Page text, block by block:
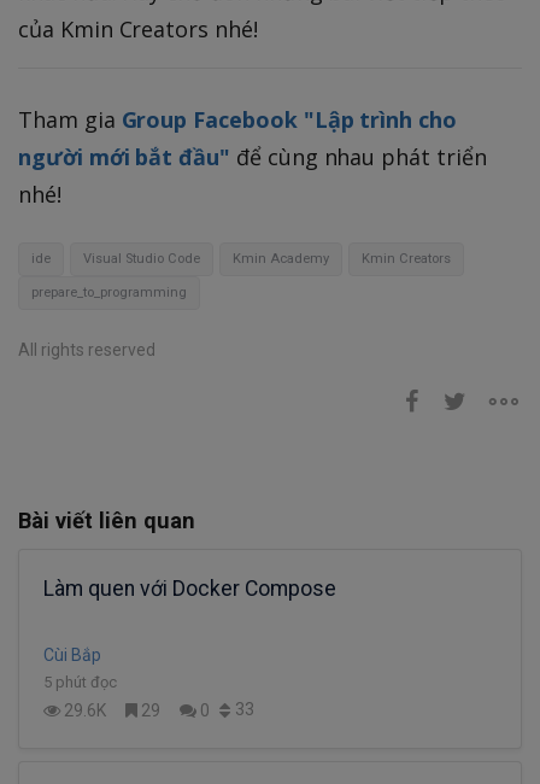
của Kmin Creators nhé!
Tham gia Group Facebook "Lập trình cho
người mới bắt đầu" để cùng nhau phát triển
nhé!
ide Visual Studio Code Kmin Academy Kmin Creators
prepare_to_programming
All rights reserved
Bài viết liên quan
Làm quen với Docker Compose
Cùi Bắp
5 phút đọc
29.6K 29 0 33